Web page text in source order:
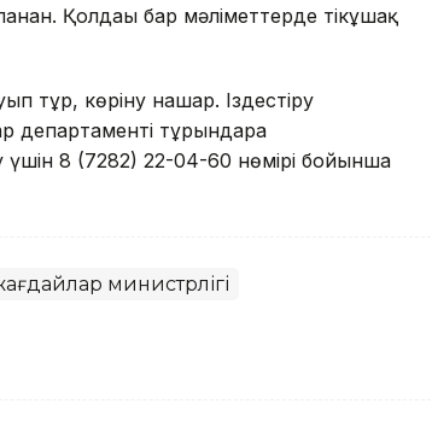
Қолдағы бар мәліметтерде тікұшақ
тұр, көріну нашар. Іздестіру
тұрғындарға
8 (7282) 22-04-60 нөмірі бойынша
министрлігі